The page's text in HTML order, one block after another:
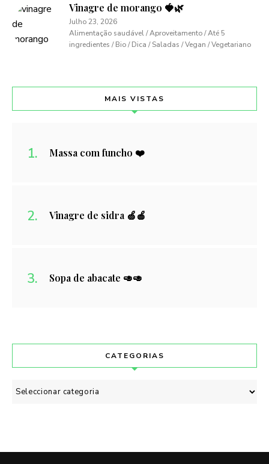
Vinagre de morango 🍓🌿
Julho 23, 2026
Alimentação saudável / Aproveitamento / Até 5
ingredientes / Bio / Dica / Saladas / Vegan / Vegetariano
MAIS VISTAS
Massa com funcho ❤️
Vinagre de sidra 🍏🍎
Sopa de abacate 🥑🥑
CATEGORIAS
Categorias